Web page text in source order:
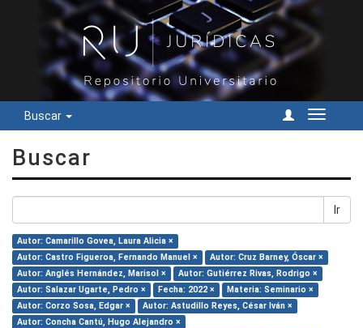
Buscar
Cambiar
Buscar
Ir
Autor: Camarillo Govea, Laura Alicia ×
Autor: Castro Figueroa, Fernando Manuel ×
Autor: Cruz Barney, Óscar ×
Autor: Anglés Hernández, Marisol ×
Autor: Gutiérrez Rivas, Rodrigo ×
Autor: Salazar Ugarte, Pedro ×
Fecha: 2022 ×
Materia: Seminario ×
Autor: Corzo Sosa, Edgar ×
Autor: Astudillo Reyes, César Iván ×
Autor: Concha Cantú, Hugo Alejandro ×